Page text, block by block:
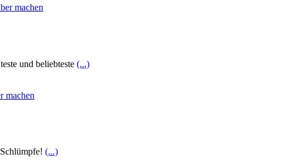
und beliebteste (...)
(...)